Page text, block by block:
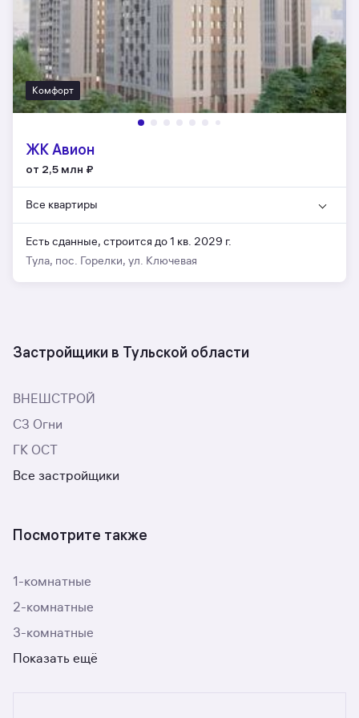
Комфорт
ЖК Авион
от 2,5 млн ₽
Все квартиры
Есть сданные, строится до 1 кв. 2029 г.
Тула, пос. Горелки, ул. Ключевая
Застройщики в Тульской области
ВНЕШСТРОЙ
СЗ Огни
ГК ОСТ
Все застройщики
Посмотрите также
1-комнатные
2-комнатные
3-комнатные
Показать ещё